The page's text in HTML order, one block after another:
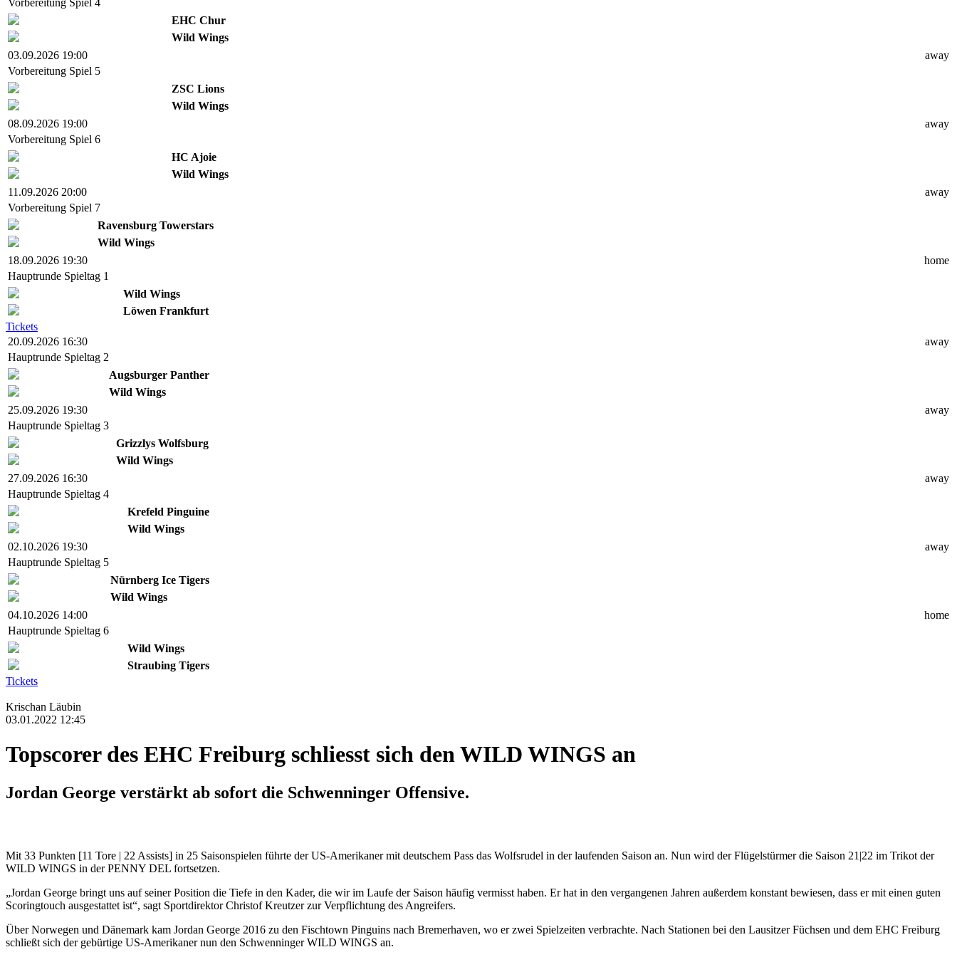
Vorbereitung Spiel 4
EHC Chur
Wild Wings
03.09.2026 19:00
away
Vorbereitung Spiel 5
ZSC Lions
Wild Wings
08.09.2026 19:00
away
Vorbereitung Spiel 6
HC Ajoie
Wild Wings
11.09.2026 20:00
away
Vorbereitung Spiel 7
Ravensburg Towerstars
Wild Wings
18.09.2026 19:30
home
Hauptrunde Spieltag 1
Wild Wings
Löwen Frankfurt
Tickets
20.09.2026 16:30
away
Hauptrunde Spieltag 2
Augsburger Panther
Wild Wings
25.09.2026 19:30
away
Hauptrunde Spieltag 3
Grizzlys Wolfsburg
Wild Wings
27.09.2026 16:30
away
Hauptrunde Spieltag 4
Krefeld Pinguine
Wild Wings
02.10.2026 19:30
away
Hauptrunde Spieltag 5
Nürnberg Ice Tigers
Wild Wings
04.10.2026 14:00
home
Hauptrunde Spieltag 6
Wild Wings
Straubing Tigers
Tickets
Krischan Läubin
03.01.2022 12:45
Topscorer des EHC Freiburg schliesst sich den WILD WINGS an
Jordan George verstärkt ab sofort die Schwenninger Offensive.
Mit 33 Punkten [11 Tore | 22 Assists] in 25 Saisonspielen führte der US-Amerikaner mit deutschem Pass das Wolfsrudel in der laufenden Saison an. Nun wird der Flügelstürmer die Saison 21|22 im Trikot der
WILD WINGS in der PENNY DEL fortsetzen.
„Jordan George bringt uns auf seiner Position die Tiefe in den Kader, die wir im Laufe der Saison häufig vermisst haben. Er hat in den vergangenen Jahren außerdem konstant bewiesen, dass er mit einen guten
Scoringtouch ausgestattet ist“, sagt Sportdirektor Christof Kreutzer zur Verpflichtung des Angreifers.
Über Norwegen und Dänemark kam Jordan George 2016 zu den Fischtown Pinguins nach Bremerhaven, wo er zwei Spielzeiten verbrachte. Nach Stationen bei den Lausitzer Füchsen und dem EHC Freiburg
schließt sich der gebürtige US-Amerikaner nun den Schwenninger WILD WINGS an.